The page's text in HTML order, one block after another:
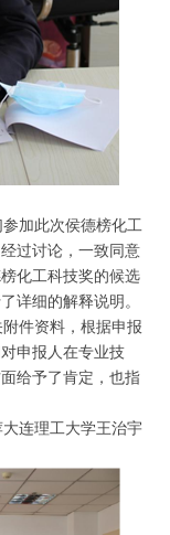
加此次侯德榜化工
过讨论，一致同意
化工科技奖的候选
详细的解释说明。
件资料，根据申报
申报人在专业技
给予了肯定，也指
连理工大学王治宇